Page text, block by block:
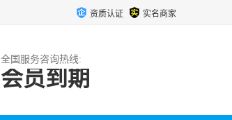
资质认证 实名商家
全国服务咨询热线:
会员到期